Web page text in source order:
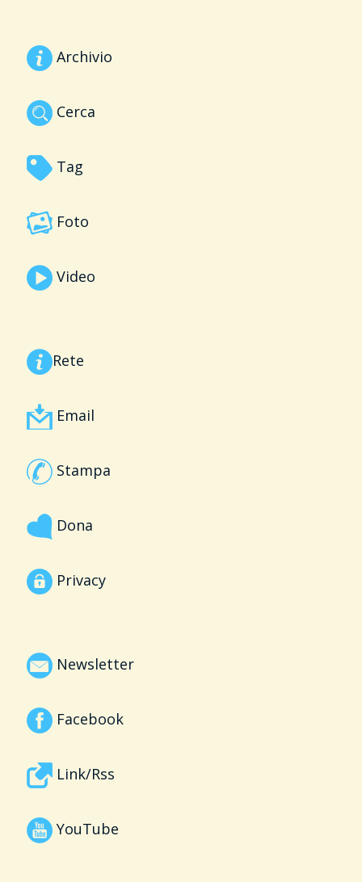
Archivio
Cerca
Tag
Foto
Video
Rete
Email
Stampa
Dona
Privacy
Newsletter
Facebook
Link/Rss
YouTube